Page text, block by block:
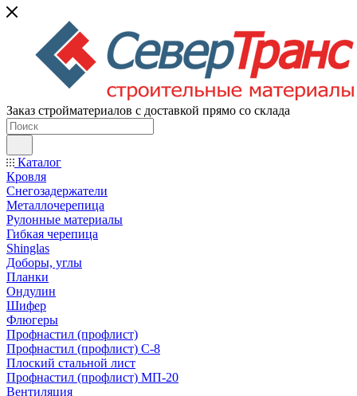
Заказ стройматериалов с доставкой прямо со склада
Каталог
Кровля
Снегозадержатели
Металлочерепица
Рулонные материалы
Гибкая черепица
Shinglas
Доборы, углы
Планки
Ондулин
Шифер
Флюгеры
Профнастил (профлист)
Профнастил (профлист) С-8
Плоский стальной лист
Профнастил (профлист) МП-20
Вентиляция